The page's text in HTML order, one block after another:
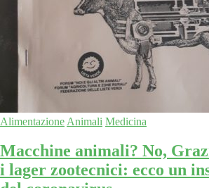
Alimentazione Animali Medicina
Macchine animali? No,
i lager zootecnici: ecco un